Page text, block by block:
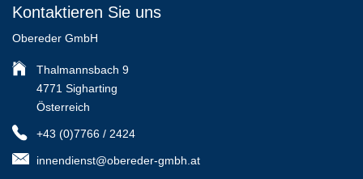
Kontaktieren Sie uns
Obereder GmbH
Thalmannsbach 9
4771 Sigharting
Österreich
+43 (0)7766 / 2424
innendienst@obereder-gmbh.at